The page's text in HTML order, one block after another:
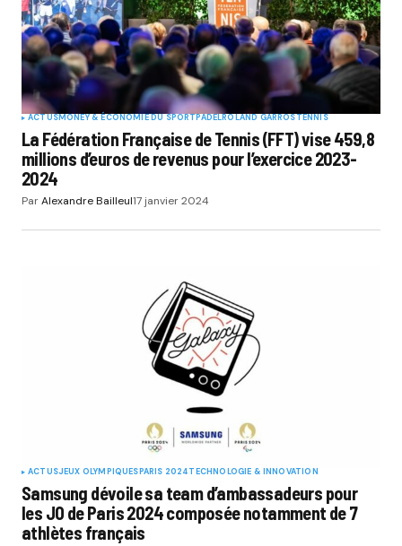
ACTUSMONEY & ÉCONOMIE DU SPORT PADELROLAND GARROSTENNIS
La Fédération Française de Tennis (FFT) vise 459,8
millions d’euros de revenus pour l’exercice 2023-
2024
ParAlexandre Bailleul17 janvier 2024
ACTUSJEUX OLYMPIQUESPARIS 2024TECHNOLOGIE & INNOVATION
Samsung dévoile sa team d’ambassadeurs pour
les JO de Paris 2024 composée notamment de 7
athlètes français